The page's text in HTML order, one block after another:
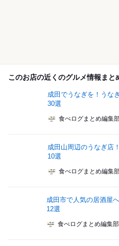
このお店の近くのグルメ情報まと
成田でうなぎを！うな
30選
食べログまとめ編集
成田山周辺のうなぎ店
10選
食べログまとめ編集
成田市で人気の居酒屋
12選
食べログまとめ編集部